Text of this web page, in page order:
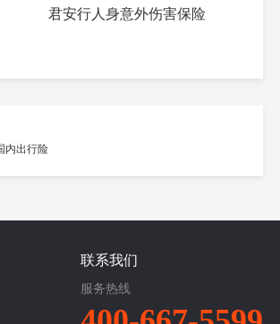
君安行人身意外伤害保险
联系我们
服务热线